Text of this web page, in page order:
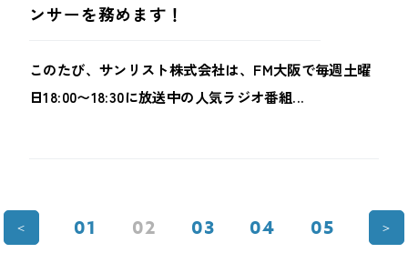
ンサーを務めます！
このたび、サンリスト株式会社は、FM大阪で毎週土曜
日18:00〜18:30に放送中の人気ラジオ番組...
＜ 01 02 03 04 05 ＞